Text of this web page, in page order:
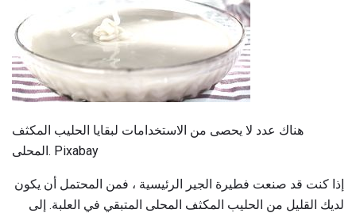
هناك عدد لا يحصى من الاستخدامات لبقايا الحليب المكثف
المحلى. Pixabay
إذا كنت قد صنعت فطيرة الجير الرئيسية ، فمن المحتمل أن يكون
لديك القليل من الحليب المكثف المحلى المتبقي في العلبة. إلى